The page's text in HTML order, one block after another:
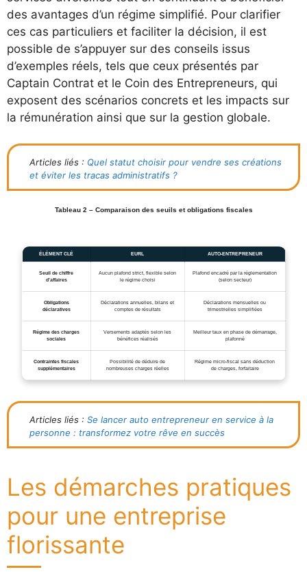
des avantages d’un régime simplifié. Pour clarifier
ces cas particuliers et faciliter la décision, il est
possible de s’appuyer sur des conseils issus
d’exemples réels, tels que ceux présentés par
Captain Contrat et le Coin des Entrepreneurs, qui
exposent des scénarios concrets et les impacts sur
la rémunération ainsi que sur la gestion globale.
Articles liés : Quel statut choisir pour vendre ses créations
et éviter les tracas administratifs ?
Tableau 2 – Comparaison des seuils et obligations fiscales
ÉLÉMENT CLÉ EURL AUTO-ENTREPRENEUR
Seuil de chiffre
d’affaires
Aucun plafond strict, flexible selon
le régime choisi
Plafond encadré par la réglementation
(selon secteur)
Obligations
déclaratives
Déclarations annuelles, bilans et
comptes de résultats
Déclarations mensuelles ou
trimestrielles simplifiées
Régime des charges
sociales
Versements adaptés selon les
bénéfices réalisés
Meilleur taux en phase de démarrage,
plafonné
Contraintes fiscales
supplémentaires
Possibilité de déduire de
nombreuses charges réelles
Régime micro-fiscal sans déduction
de charges, forfaitaire
Articles liés : Se lancer auto entrepreneur en service à la
personne : transformez votre rêve en succès
Les démarches pratiques
pour une entreprise
florissante